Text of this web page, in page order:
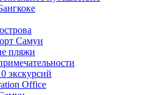
Самуи
пляжи
экскурсий
Office